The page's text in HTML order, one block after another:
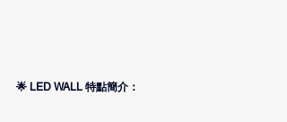
🌟 LED WALL 特點簡介：